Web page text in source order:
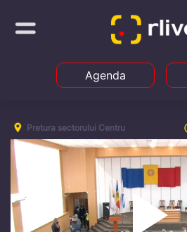
Agenda
Pretura sectorului Centru